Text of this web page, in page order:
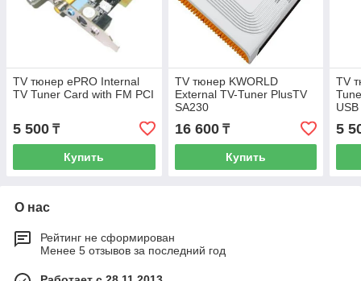
TV тюнер ePRO Internal
TV Tuner Card with FM PCI
5 500 ₸
Купить
TV тюнер KWORLD
External TV-Tuner PlusTV
SA230
16 600₸
Купить
TV
5
О нас
Рейтинг не сформирован
Менее 5 отзывов за последний год